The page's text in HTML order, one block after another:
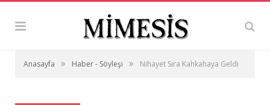
Anasayfa » Haber - Söyleşi » Nihayet Sıra Kahkahaya Geldi